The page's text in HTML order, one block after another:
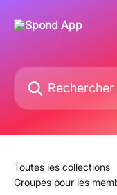
Rechercher un
Toutes les collections
Groupes pour les